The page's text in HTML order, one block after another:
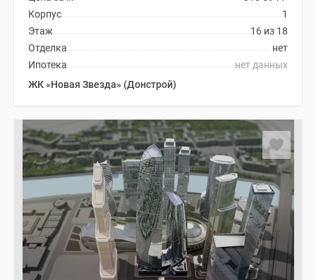
1
Корпус
16 из 18
Этаж
нет
Отделка
нет данных
Ипотека
ЖК «Новая Звезда» (Донстрой)